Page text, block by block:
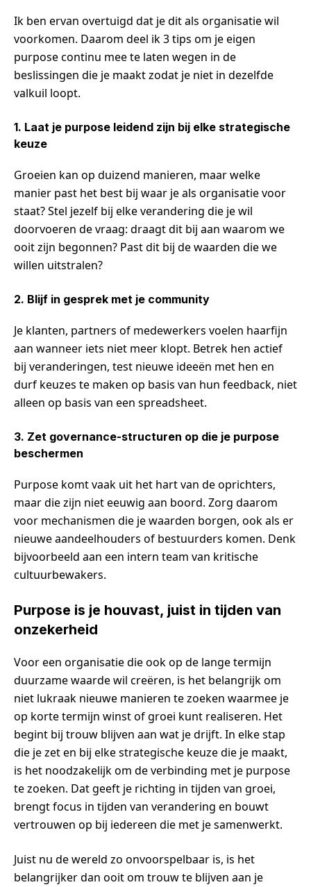
Ik ben ervan overtuigd dat je dit als organisatie wil
voorkomen. Daarom deel ik 3 tips om je eigen
purpose continu mee te laten wegen in de
beslissingen die je maakt zodat je niet in dezelfde
valkuil loopt.
1. Laat je purpose leidend zijn bij elke strategische
keuze
Groeien kan op duizend manieren, maar welke
manier past het best bij waar je als organisatie voor
staat? Stel jezelf bij elke verandering die je wil
doorvoeren de vraag: draagt dit bij aan waarom we
ooit zijn begonnen? Past dit bij de waarden die we
willen uitstralen?
2. Blijf in gesprek met je community
Je klanten, partners of medewerkers voelen haarfijn
aan wanneer iets niet meer klopt. Betrek hen actief
bij veranderingen, test nieuwe ideeën met hen en
durf keuzes te maken op basis van hun feedback, niet
alleen op basis van een spreadsheet.
3. Zet governance-structuren op die je purpose
beschermen
Purpose komt vaak uit het hart van de oprichters,
maar die zijn niet eeuwig aan boord. Zorg daarom
voor mechanismen die je waarden borgen, ook als er
nieuwe aandeelhouders of bestuurders komen. Denk
bijvoorbeeld aan een intern team van kritische
cultuurbewakers.
Purpose is je houvast, juist in tijden van
onzekerheid
Voor een organisatie die ook op de lange termijn
duurzame waarde wil creëren, is het belangrijk om
niet lukraak nieuwe manieren te zoeken waarmee je
op korte termijn winst of groei kunt realiseren. Het
begint bij trouw blijven aan wat je drijft. In elke stap
die je zet en bij elke strategische keuze die je maakt,
is het noodzakelijk om de verbinding met je purpose
te zoeken. Dat geeft je richting in tijden van groei,
brengt focus in tijden van verandering en bouwt
vertrouwen op bij iedereen die met je samenwerkt.
Juist nu de wereld zo onvoorspelbaar is, is het
belangrijker dan ooit om trouw te blijven aan je